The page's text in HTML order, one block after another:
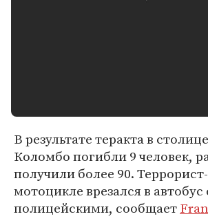
В результате теракта в
Коломбо погибли 9 человек,
получили более 90.
мотоцикле врезался в автобус
полицейскими, сообщает